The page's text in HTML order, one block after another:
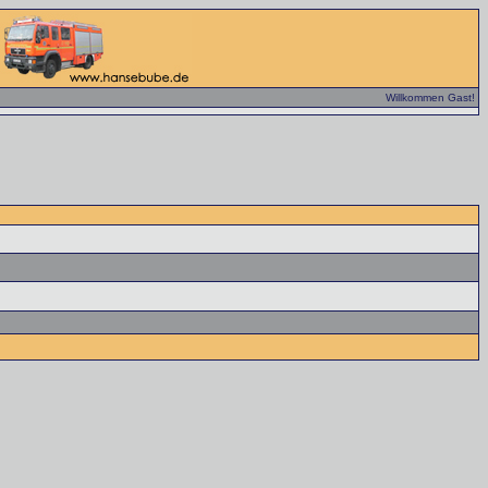
Willkommen Gast!